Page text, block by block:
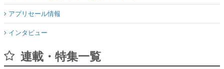
アプリセール情報
インタビュー
連載・特集一覧